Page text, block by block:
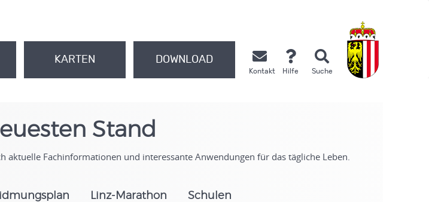
KARTEN DOWNLOAD
Kontakt Hilfe Suche
Stand
aktuelle Fachinformationen und interessante Anwendungen für das tägliche Leben.
Linz-Marathon Schulen